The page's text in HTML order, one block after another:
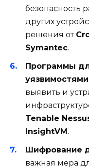
безопасность
других
решения от
Symantec.
Программы
уязвимостями
выявить и
Tenable
InsightVM.
Шифрование
важная мера